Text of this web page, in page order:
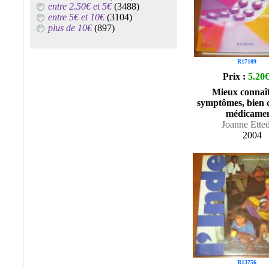
entre 2.50€ et 5€(3488)
entre 5€ et 10€(3104)
plus de 10€(897)
R17109
Prix : 5.20€
Mieux
symptômes, bien
Joanne
2004
R13756